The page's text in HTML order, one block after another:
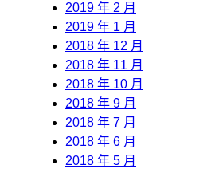
2019 年 2 月
2019 年 1 月
2018 年 12 月
2018 年 11 月
2018 年 10 月
2018 年 9 月
2018 年 7 月
2018 年 6 月
2018 年 5 月